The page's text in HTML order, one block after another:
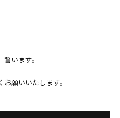
います。
願いいたします。